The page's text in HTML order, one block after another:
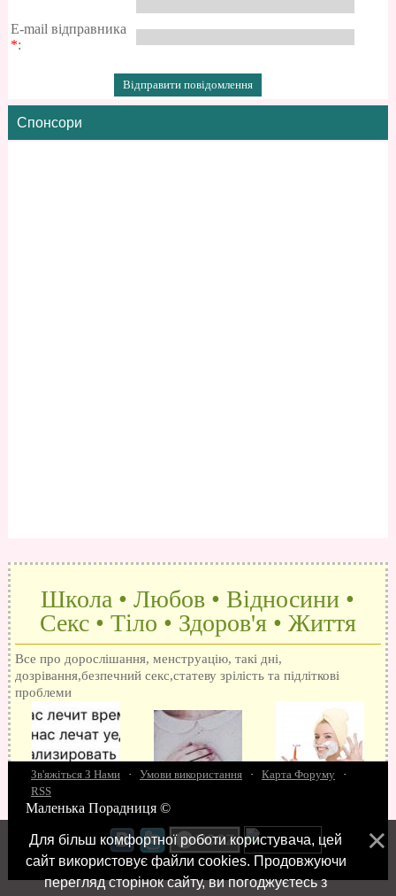
E-mail відправника
*:
Спонсори
Школа • Любов • Відносини •
Секс • Тіло • Здоров'я • Життя
Все про дорослішання, менструацію, такі дні,
дозрівання,безпечний секс,статеву зрілість та підліткові
проблеми
15 запитань про секс Як досягти оргазм
Позбуваємось синців завагітніти після першого разу Хлопець хоче сексу
робити мінєт"Люблю" і "кохаю" різниця Про перший секс Займатися сексом
Зв'яжіться З Нами · Умови використання · Карта Форуму
·
RSS
Маленька Порадниця ©
Для більш комфортної роботи користувача, цей
сайт використовує файли cookies. Продовжуючи
перегляд сторінок сайту, ви погоджуєтесь з